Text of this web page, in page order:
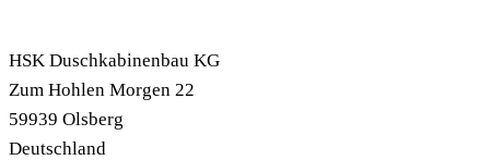
HSK Duschkabinenbau KG
Zum Hohlen Morgen 22
59939 Olsberg
Deutschland